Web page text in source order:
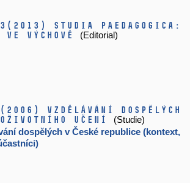
(2013)
Studia paedagogica:
výchově
(Editorial)
(2006)
Vzdělávání dospělých
učení
(Studie)
dospělých v České republice (kontext,